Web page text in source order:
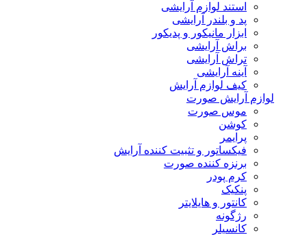
استند لوازم آرایشی
پد و بلندر آرایشی
ابزار مانیکور و پدیکور
براش آرایشی
تراش آرایشی
آینه آرایشی
کیف لوازم آرایش
لوازم آرایش صورت
موس صورت
کوشن
پرایمر
فیکساتور و تثبیت کننده آرایش
برنزه کننده صورت
کرم پودر
پنکیک
کانتور و هایلایتر
رژگونه
کانسیلر